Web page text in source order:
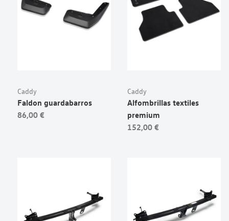
Caddy
Faldon guardabarros
86,00 €
Caddy
Alfombrillas textiles
premium
152,00 €